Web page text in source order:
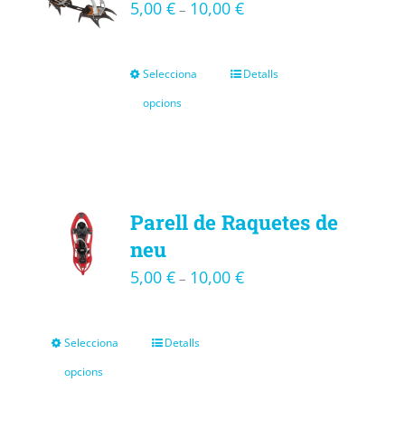
5,00 €– 10,00 €
Selecciona
opcions
Detalls
Parell de Raquetes de
neu
5,00 €– 10,00 €
Selecciona
opcions
Detalls